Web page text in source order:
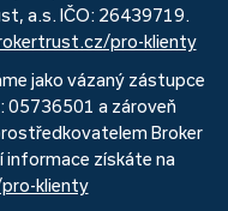
a.s. IČO: 26439719.
pro-klienty
jako vázaný zástupce
05736501 a zároveň
Broker
informace získáte na
klienty